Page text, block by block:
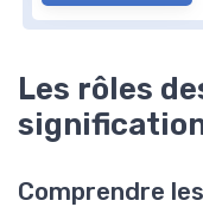
Les rôles
Comprendre